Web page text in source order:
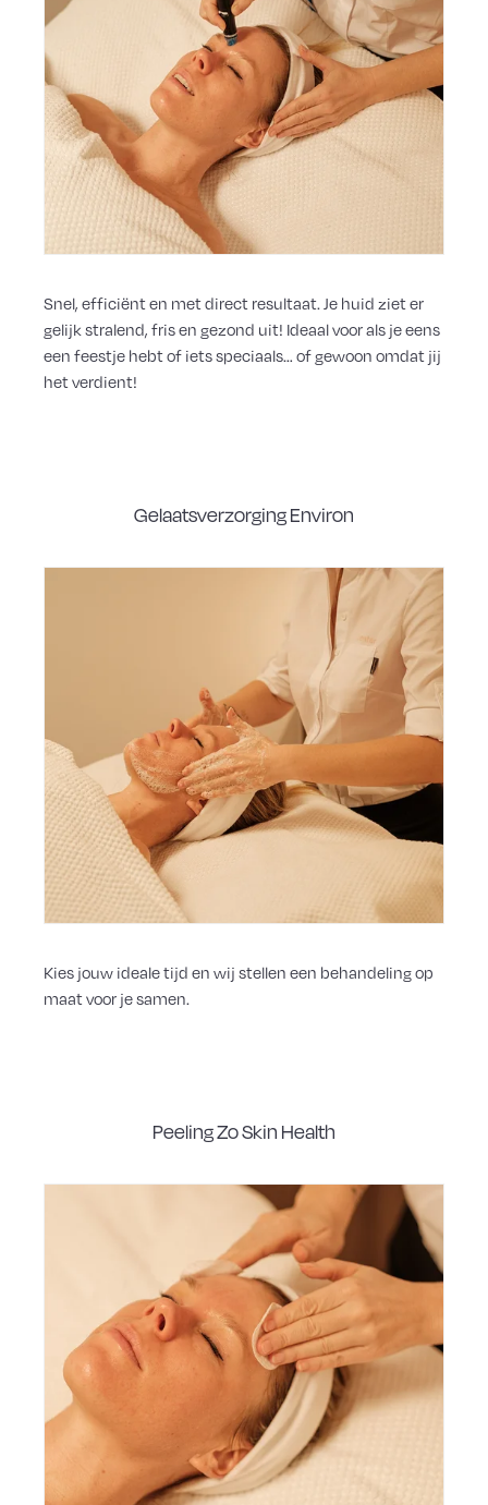
Snel, efficiënt en met direct resultaat. Je huid ziet er
gelijk stralend, fris en gezond uit! Ideaal voor als je eens
een feestje hebt of iets speciaals… of gewoon omdat jij
het verdient!
Gelaatsverzorging Environ
Kies jouw ideale tijd en wij stellen een behandeling op
maat voor je samen.
Peeling Zo Skin Health